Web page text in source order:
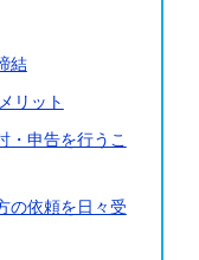
結
リット
・申告を行うこ
の依頼を日々受